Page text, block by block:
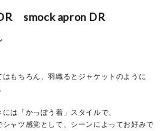
smock apron DR
もちろん、羽織るとジャケットのように
は「かっぽう着」スタイルで、
ャツ感覚として、シーンによってお好みで